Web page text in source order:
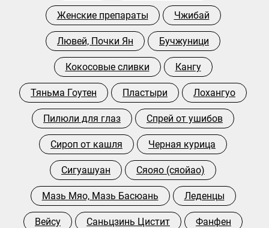
Женские препараты Чжибай
Лювей, Почки Ян Бучжуници
Кокосовые сливки Кангу
Тяньма Гоутен Пластыри Лохангуо
Пилюли для глаз Спрей от ушибов
Сироп от кашля Черная курица
Сигуашуан Сяояо (сяойао)
Мазь Мяо, Мазь Басюань Леденцы
Вейсу Саньцзинь Цистит Фанфен